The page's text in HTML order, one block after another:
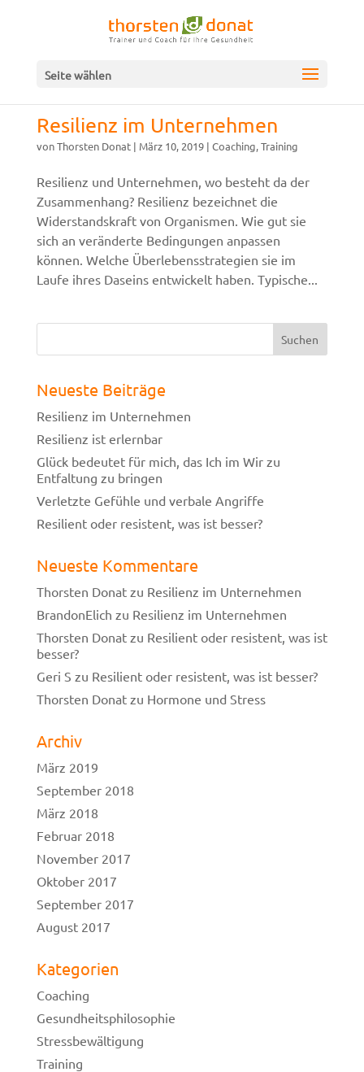
Seite wählen
Resilienz im Unternehmen
vonThorsten Donat| März 10, 2019| Coaching,Training
Resilienz und Unternehmen, wo besteht da der
Zusammenhang? Resilienz bezeichnet die
Widerstandskraft von Organismen. Wie gut sie
sich an veränderte Bedingungen anpassen
können. Welche Überlebensstrategien sie im
Laufe ihres Daseins entwickelt haben. Typische...
Neueste Beiträge
Resilienz im Unternehmen
Resilienz ist erlernbar
Glück bedeutet für mich, das Ich im Wir zu
Entfaltung zu bringen
Verletzte Gefühle und verbale Angriffe
Resilient oder resistent, was ist besser?
Neueste Kommentare
Thorsten Donatzu Resilienz im Unternehmen
BrandonElich zu Resilienz im Unternehmen
Thorsten Donatzu Resilient oder resistent, was ist
besser?
Geri S zu Resilient oder resistent, was ist besser?
Thorsten Donatzu Hormone und Stress
Archiv
März 2019
September 2018
März 2018
Februar 2018
November 2017
Oktober 2017
September 2017
August 2017
Kategorien
Coaching
Gesundheitsphilosophie
Stressbewältigung
Training